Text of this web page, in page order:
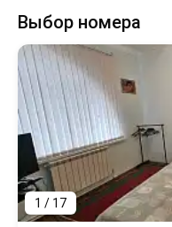
Выбор номера
1 / 17